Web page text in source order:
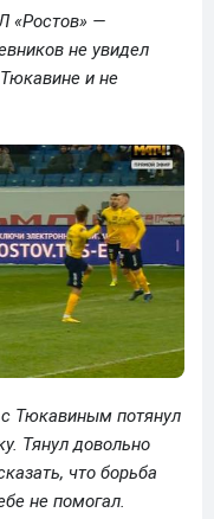
«Ростов» —
не увидел
и не
Тюкавиным потянул
Тянул довольно
что борьба
не помогал.